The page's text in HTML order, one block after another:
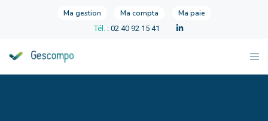
Ma gestion Ma compta Ma paie
Tél. : 02 40 92 15 41